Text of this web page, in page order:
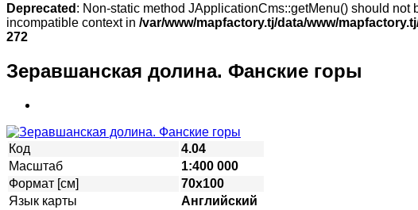
Deprecated : Non-static method JApplicationCms::getMenu() should not
incompatible context in /var/www/mapfactory.tj/data/www/
272
Зеравшанская долина. Фанские горы
Код
4.04
Масштаб
1:400 000
Формат [см]
70х100
Язык карты
Английский